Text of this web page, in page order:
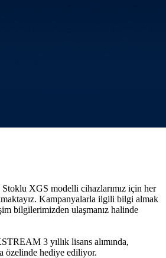
XGS modelli cihazlarımız için her
Kampanyalarla ilgili bilgi almak
bilgilerimizden ulaşmanız halinde
3 yıllık lisans alımında,
özelinde hediye ediliyor.